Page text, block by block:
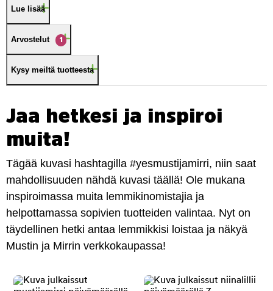
Lue lisää
Arvostelut 1
Kysy meiltä tuotteesta
Jaa hetkesi ja inspiroi
muita!
Tägää kuvasi hashtagilla #yesmustijamirri, niin saat
mahdollisuuden nähdä kuvasi täällä! Ole mukana
inspiroimassa muita lemmikinomistajia ja
helpottamassa sopivien tuotteiden valintaa. Nyt on
täydellinen hetki antaa lemmikkisi loistaa ja näkyä
Mustin ja Mirrin verkkokaupassa!